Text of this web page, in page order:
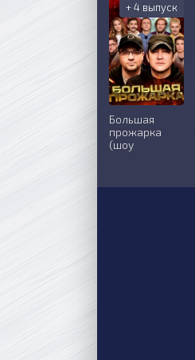
+ 4 выпуск
Большая
прожарка
(шоу